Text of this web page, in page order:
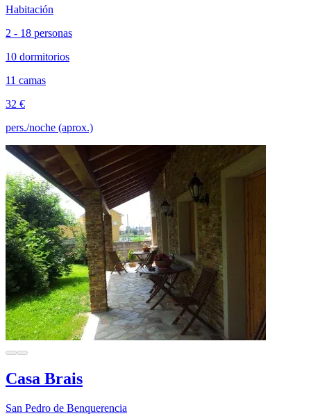
Habitación
2 - 18 personas
10 dormitorios
11 camas
32 €
pers./noche (aprox.)
Casa Brais
San Pedro de Benquerencia